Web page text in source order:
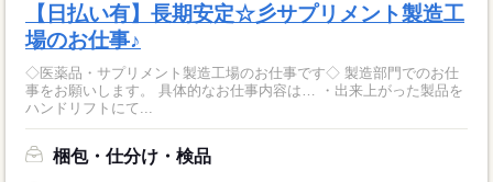
【日払い有】長期安定☆彡サプリメント製造工
場のお仕事♪
◇医薬品・サプリメント製造工場のお仕事です◇ 製造部門でのお仕
事をお願いします。 具体的なお仕事内容は… ・出来上がった製品を
ハンドリフトにて...
梱包・仕分け・検品